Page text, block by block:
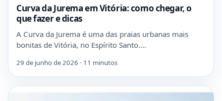
Curva da Jurema em Vitória: como chegar, o
que fazer e dicas
A Curva da Jurema é uma das praias urbanas mais
bonitas de Vitória, no Espírito Santo.…
29 de junho de 2026 · 11 minutos